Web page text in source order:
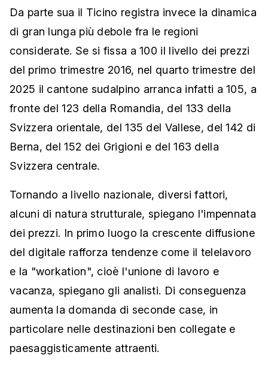
Da parte sua il Ticino registra invece la dinamica
di gran lunga più debole fra le regioni
considerate. Se si fissa a 100 il livello dei prezzi
del primo trimestre 2016, nel quarto trimestre del
2025 il cantone sudalpino arranca infatti a 105, a
fronte del 123 della Romandia, del 133 della
Svizzera orientale, del 135 del Vallese, del 142 di
Berna, del 152 dei Grigioni e del 163 della
Svizzera centrale.
Tornando a livello nazionale, diversi fattori,
alcuni di natura strutturale, spiegano l'impennata
dei prezzi. In primo luogo la crescente diffusione
del digitale rafforza tendenze come il telelavoro
e la "workation", cioè l'unione di lavoro e
vacanza, spiegano gli analisti. Di conseguenza
aumenta la domanda di seconde case, in
particolare nelle destinazioni ben collegate e
paesaggisticamente attraenti.